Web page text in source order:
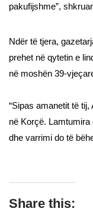
pakufijshme”,
Ndër të tjera,
prehet në qytetin e
në moshën 39-
“Sipas amanetit të
në Korçë. Lamtumira
dhe varrimi do të
Share this: